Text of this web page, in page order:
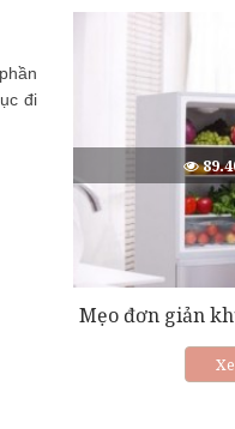
đi
Mẹo đơn giản